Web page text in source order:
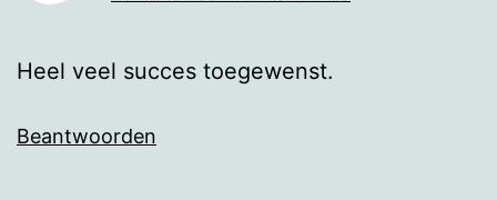
Heel veel succes toegewenst.
Beantwoorden